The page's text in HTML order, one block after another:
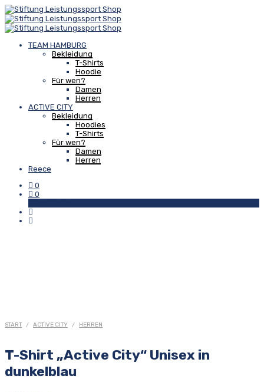
TEAM HAMBURG
Bekleidung
T-Shirts
Hoodie
Für wen?
Damen
Herren
ACTIVE CITY
Bekleidung
Hoodies
T-Shirts
Für wen?
Damen
Herren
Reece
0
0
START / ACTIVE CITY / HERREN
T-Shirt „Active City“ Unisex in
dunkelblau